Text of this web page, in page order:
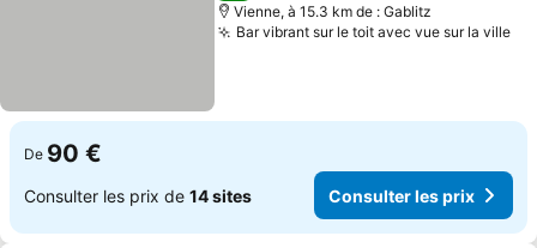
Vienne, à 15.3 km de : Gablitz
Bar vibrant sur le toit avec vue sur la ville
De 90 €
Consulter les prix de 14 sites Consulter les prix